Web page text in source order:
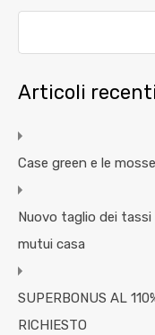
Articoli
Case green e le
Nuovo taglio dei tassi
mutui casa
SUPERBONUS AL
RICHIESTO